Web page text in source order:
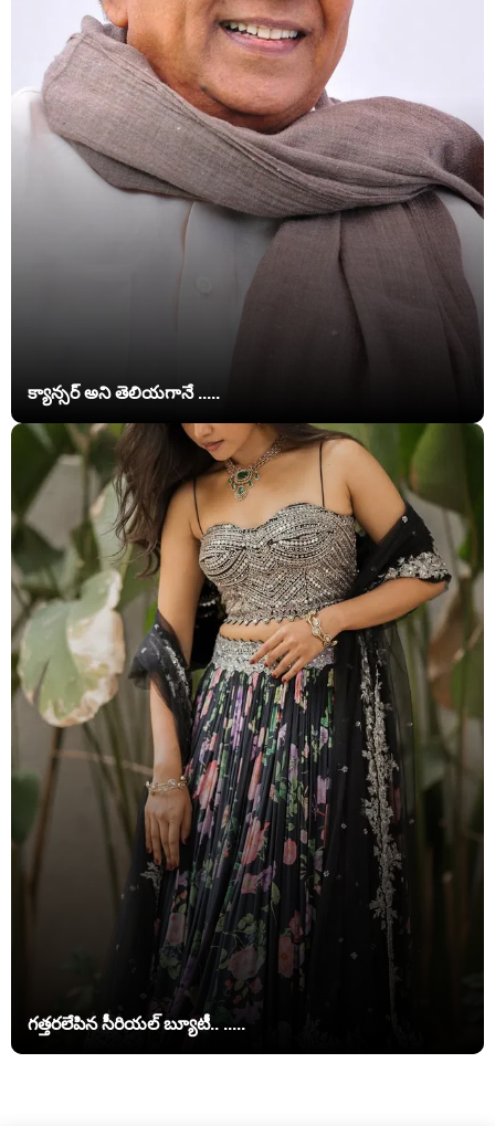
క్యాన్సర్ అని తెలియగానే .....
గత్తరలేపిన సీరియల్ బ్యూటీ.. .....